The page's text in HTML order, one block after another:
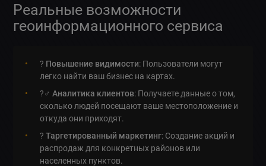
Реальные возможности
геоинформационного сервиса
?️ Повышение видимости: Пользователи могут
легко найти ваш бизнес на картах.
?️‍♂️Аналитика клиентов: Получаете данные о том,
сколько людей посещают ваше местоположение и
откуда они приходят.
?Таргетированный маркетинг: Создание акций и
распродаж для конкретных районов или
населенных пунктов.